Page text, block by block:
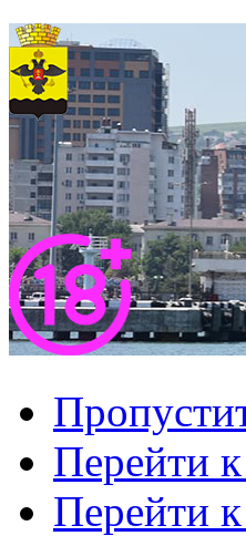
Перейти
Перейти